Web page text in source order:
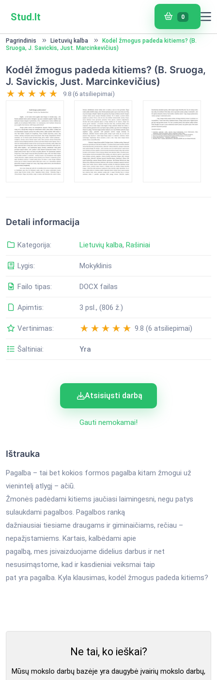
Stud.lt 0
Pagrindinis Lietuvių kalba
Kodėl žmogus padeda kitiems? (B.
Sruoga, J. Savickis, Just. Marcinkevičius)
Kodėl žmogus padeda kitiems? (B. Sruoga,
J. Savickis, Just. Marcinkevičius)
9.8 (6 atsiliepimai)
Detali informacija
Kategorija: Lietuvių kalba, Rašiniai
Lygis: Mokyklinis
Failo tipas: DOCX failas
Apimtis: 3 psl., (806 ž.)
Vertinimas: 9.8 (6 atsiliepimai)
Šaltiniai: Yra
Atsisiųsti darbą
Gauti nemokamai!
Ištrauka
Pagalba – tai bet kokios formos pagalba kitam žmogui už
vienintelį atlygį – ačiū.
Žmonės padėdami kitiems jaučiasi laimingesni, negu patys
sulaukdami pagalbos. Pagalbos ranką
dažniausiai tiesiame draugams ir giminaičiams, rečiau –
nepažįstamiems. Kartais, kalbėdami apie
pagalbą, mes įsivaizduojame didelius darbus ir net
nesusimąstome, kad ir kasdieniai veiksmai taip
pat yra pagalba. Kyla klausimas, kodėl žmogus padeda kitiems?
Ne tai, ko ieškai?
Mūsų mokslo darbų bazėje yra daugybė įvairių mokslo darbų,